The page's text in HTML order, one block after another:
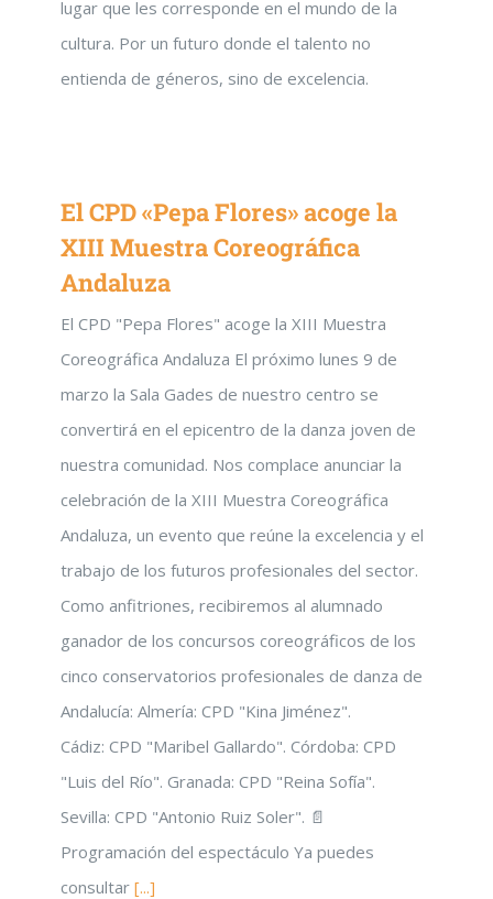
lugar que les corresponde en el mundo de la
cultura. Por un futuro donde el talento no
entienda de géneros, sino de excelencia.
El CPD «Pepa Flores» acoge la
XIII Muestra Coreográfica
Andaluza
El CPD "Pepa Flores" acoge la XIII Muestra
Coreográfica Andaluza El próximo lunes 9 de
marzo la Sala Gades de nuestro centro se
convertirá en el epicentro de la danza joven de
nuestra comunidad. Nos complace anunciar la
celebración de la XIII Muestra Coreográfica
Andaluza, un evento que reúne la excelencia y el
trabajo de los futuros profesionales del sector.
Como anfitriones, recibiremos al alumnado
ganador de los concursos coreográficos de los
cinco conservatorios profesionales de danza de
Andalucía: Almería: CPD "Kina Jiménez".
Cádiz: CPD "Maribel Gallardo". Córdoba: CPD
"Luis del Río". Granada: CPD "Reina Sofía".
Sevilla: CPD "Antonio Ruiz Soler". 📄
Programación del espectáculo Ya puedes
consultar [...]